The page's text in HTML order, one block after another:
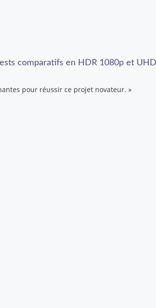
comparatifs en HDR 1080p et
pour réussir ce projet novateur. »